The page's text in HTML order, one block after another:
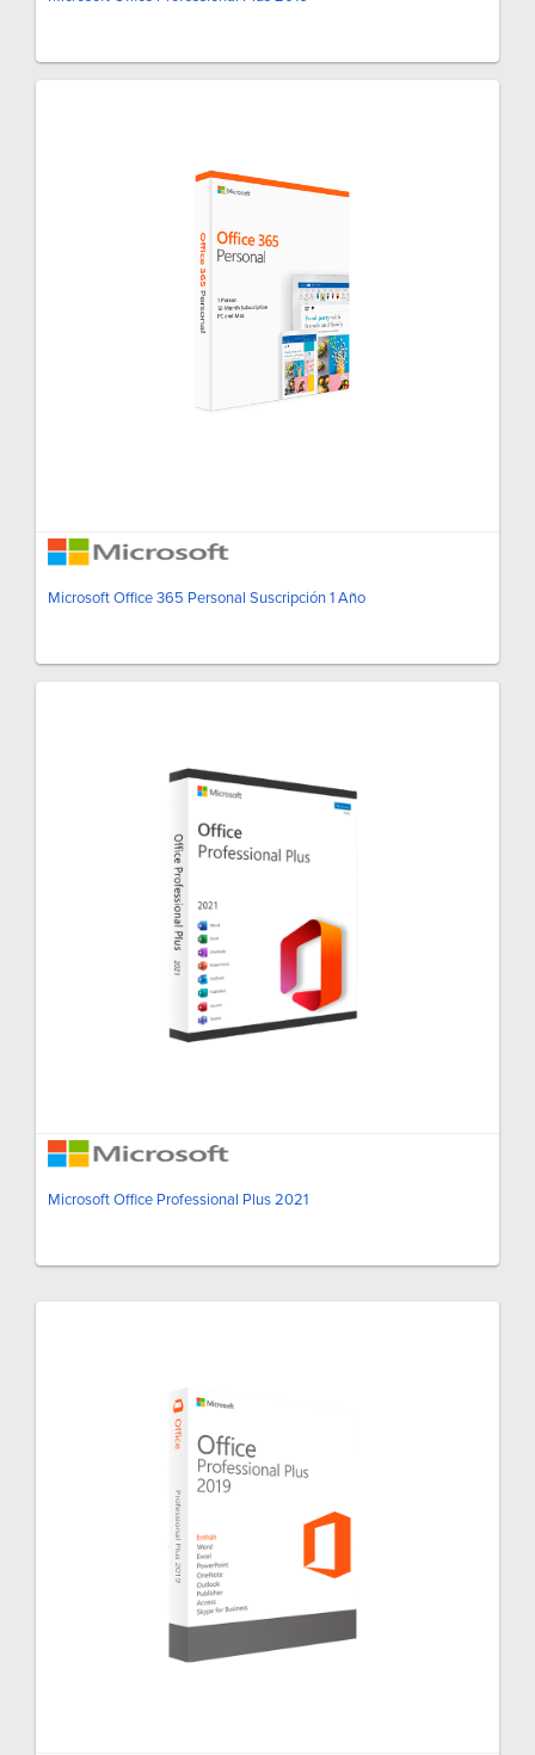
Microsoft Office 365 Personal Suscripción 1 Año
Microsoft Office Professional Plus 2021